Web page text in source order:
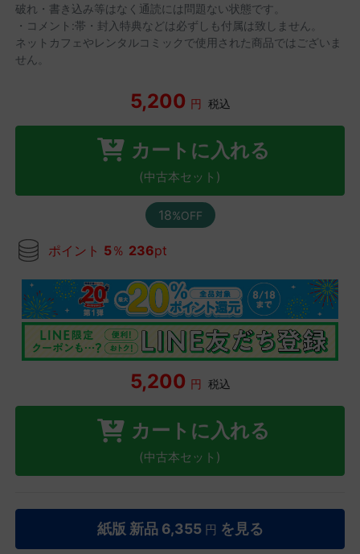
破れ・書き込み等はなく通読には問題ない状態です。
・コメント:帯・封入特典などは必ずしも付属は致しません。
ネットカフェやレンタルコミックで使用された商品ではございま
せん。
5,200 円 税込
カートに入れる
(中古本セット)
18%OFF
ポイント 5％ 236pt
5,200 円 税込
カートに入れる
(中古本セット)
紙版 新品 6,355 円 を見る